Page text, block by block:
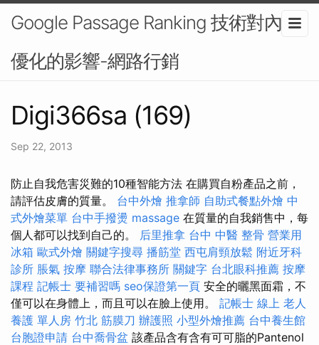
Google Passage Ranking 技術對內容
優化的影響-網路行銷
Digi366sa (169)
Sep 22, 2013
防止自我危害災難的10種智能方法 在購買自粉產品之前，
請評估皮膚的質量。 台中外燴 推拿師 自助式餐點外燴 中
式外燴菜單 台中手撥燙 massage 在質量的自我銷售中，每
個人都可以找到自己的。 后里推拿 台中 中醫 整骨 營業用
冰箱 歐式外燴 關鍵字搜尋 播筋堂 西屯肩頸放鬆 附近牙科
診所 脹氣 按摩 聯合法律事務所 關鍵字 台北眼科推薦 按摩
課程 記帳士 要補習嗎 seo保證第一頁 安全的曬黑面霜，不
僅可以在身體上，而且可以在臉上使用。 記帳士 線上 老人
養護 單人房 竹北 筋膜刀 辦護照 小型外燴推薦 台中養生館
台胞證申請 台中喬骨盆 該產品含有含有可可脂的Pantenol